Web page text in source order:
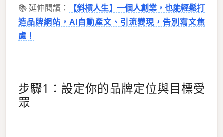
📚 延伸閱讀：
【斜槓人生】一個人創業，也能輕鬆打
造品牌網站，AI自動產文、引流變現，告別寫文焦
慮！
步驟1：設定你的品牌定位與目標受
眾